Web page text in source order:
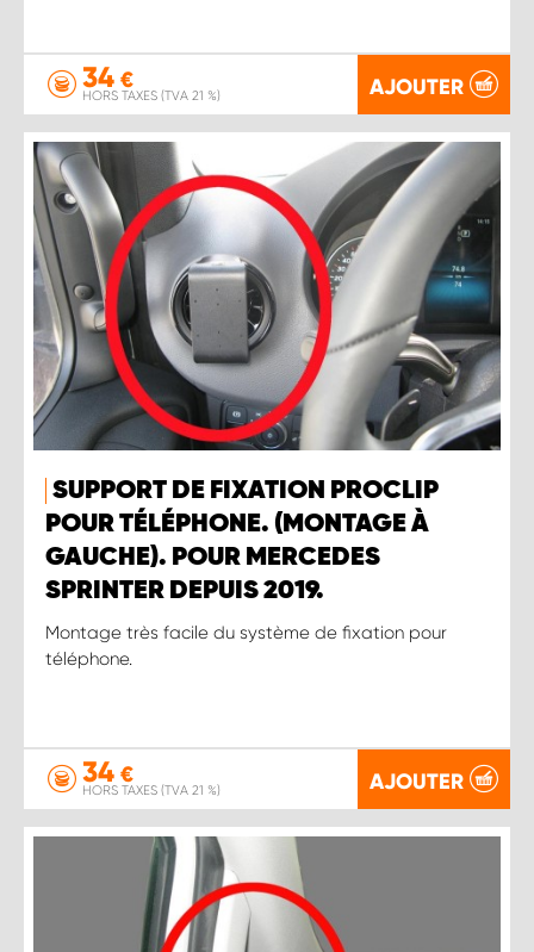
34 €
HORS TAXES (TVA 21 %) AJOUTER
SUPPORT DE FIXATION PROCLIP
POUR TÉLÉPHONE. (MONTAGE À
GAUCHE). POUR MERCEDES
SPRINTER DEPUIS 2019.
Montage très facile du système de fixation pour
téléphone.
34 €
HORS TAXES (TVA 21 %) AJOUTER